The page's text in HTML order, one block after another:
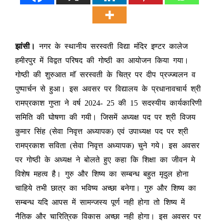
झांसी। नगर के स्थानीय सरस्वती विद्या मंदिर इण्टर कालेज
हमीरपुर में विद्वत परिषद की गोष्ठी का आयोजन किया गया।
गोष्ठी की शुरुआत माॅ सरस्वती के चित्र पर दीप प्रज्ज्वलन व
पुष्पार्चन से हुआ। इस अवसर पर विद्यालय के प्रधानावचार्य श्री
रामप्रकाश गुप्ता ने वर्ष 2024- 25 की 15 सदस्यीय कार्यकारिणी
समिति की घोषणा की गयी। जिसमें अध्यक्ष पद पर श्री विजय
कुमार सिंह (सेवा निवृत्त अध्यापक) एवं उपाध्यक्ष पद पर श्री
रामप्रकाश सविता (सेवा निवृत्त अध्यापक) चुने गये। इस अवसर
पर गोष्ठी के अध्यक्ष ने बोलते हुए कहा कि शिक्षा का जीवन मे
विशेष महत्व है। गुरु और शिष्य का सम्बन्ध बहुत मृदुल होना
चाहिये तभी छात्र का भविष्य अच्छा बनेगा। गुरु और शिष्य का
सम्बन्ध यदि आपस में सामन्जस्य पूर्ण नही होगा तो शिष्य में
नैतिक और चारित्रिक विकास अच्छा नही होगा। इस अवसर पर